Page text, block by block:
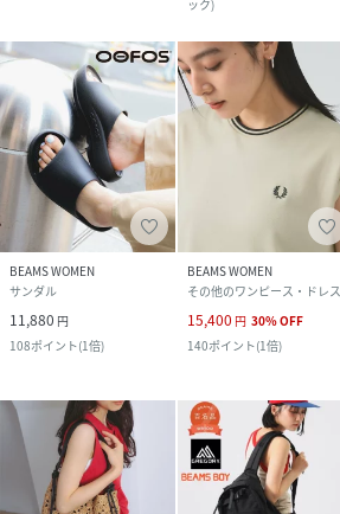
ック)
BEAMS WOMEN
サンダル
11,880 円
108ポイント(1倍)
BEAMS WOMEN
その他のワンピース・ドレス
15,400 円 30%OFF
140ポイント(1倍)